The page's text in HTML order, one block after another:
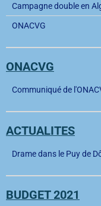
Campagne double en
ONACVG
ONACVG
Communiqué de
ACTUALITES
Drame dans le Puy de
BUDGET 2021